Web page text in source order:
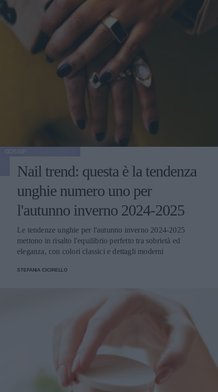
Nail trend: questa è la tendenza
unghie numero uno per
l'autunno inverno 2024-2025
Le tendenze unghie per l'autunno inverno 2024-2025
mettono in risalto l'equilibrio perfetto tra sobrietà ed
eleganza, con colori classici e dettagli moderni
STEFANIA CICIRELLO